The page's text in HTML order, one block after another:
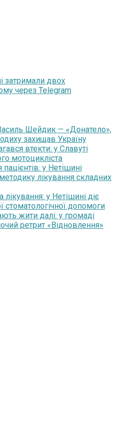
затримали двох
через Telegram
Шейдик — «Донатело»,
захищав Україну
втекти: у Славуті
мотоцикліста
у Нетішині
лікування складних
у Нетішині діє
стоматологічної допомоги
жити далі: у громаді
ретрит «Відновлення»